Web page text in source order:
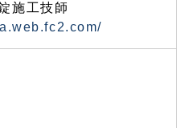
施工技師